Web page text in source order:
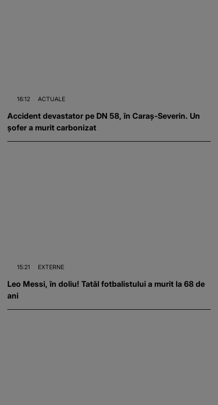
16:12 ACTUALE
Accident devastator pe DN 58, în Caraș-Severin. Un
șofer a murit carbonizat
15:21 EXTERNE
Leo Messi, în doliu! Tatăl fotbalistului a murit la 68 de
ani